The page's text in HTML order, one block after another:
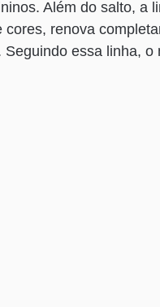
Além do salto, a
cores, renova
Seguindo essa linha,